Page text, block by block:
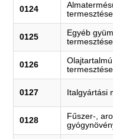
0124
termesztése
0125
Egyéb
termesztése
0126
termesztése
0127 Italgyártási
0128
Fűszer-,